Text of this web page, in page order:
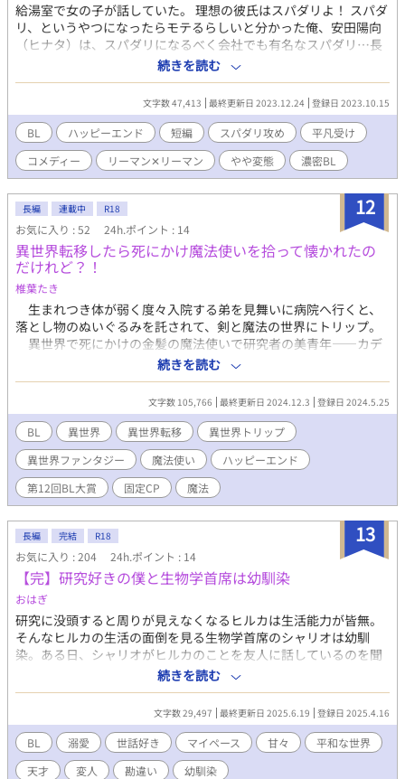
給湯室で女の子が話していた。 理想の彼氏はスパダリよ！ スパダ
リ、というやつになったらモテるらしいと分かった俺、安田陽向
（ヒナタ）は、スパダリになるべく会社でも有名なスパダリ…長
船政景（マサカゲ）課長に弟子入りするのであった。 受:安田陽向
天性の人たらしで、誰からも好かれる人間。 社会人になってから
は友人と遊ぶことも減り、独り身の寂しさを噛み締めている。 社
内システム開発課という変人どもの集まりの中で唯一まともに一
般人と会話できる貴重な存在。 ただ、孤独を脱したいからスパダ
リになろうという思考はやはり変人のそれである。 攻:長船政景
35歳、大人の雰囲気を漂わせる男前。 いわゆるスパダリ、中身は
拗らせ変態。 妹の美咲がモデルをしており、交友関係にキラキラ
したものが垣間見える。 サブキャラ 長船美咲:27歳、長船政景の
年の離れた妹。 抜群のスタイルを生かし、ランウェイで長らく活
躍しているモデル。 兄の恋を応援するつもりがまさかこんなこと
になるとは。 高田寿也:28歳、美咲の彼氏。 そろそろ美咲と結婚
したいなと思っているが、義理の兄がコレになるのかと思うと悩
ましい。 義理の兄の恋愛事情に巻き込まれ、事件にだけはならな
いでくれと祈る日々が始まる…。
続きを読む
文字数 47,413 最終更新日 2023.12.24 登録日 2023.10.15
BL ハッピーエンド 短編 スパダリ攻め
平凡受け
コメディー
リーマン✕リーマン やや変態 濃密BL
12
長編 連載中 R18
お気に入り : 52 24h.ポイント : 14
異世界転移したら死にかけ魔法使いを拾って懐かれたの
だけれど？！
椎葉たき
生まれつき体が弱く度々入院する弟を見舞いに病院へ行くと、
落とし物のぬいぐるみを託されて、剣と魔法の世界にトリップ。
異世界で死にかけの金髪の魔法使いで研究者の美青年――カデ
ルと出会い、共同生活をすることに。 キラキラした明るい森の
妖精のような金髪美人で、距離感の近い天然あざといのに無自
覚。色恋沙汰に疎く、天才で変人な魔法使いとの生活は振り回さ
れっぱなし。 初対面から距離感がおかしいことを除けば、容姿
の美しさも然ることながら中身も聖人君子のようで。カデルはい
つも町の人に無償で治療や手伝いを快く引き受ける人気者だ。 カ
デルの小屋の前に置いてあった差し入れの食事に呪いがかけられ
ていて。後日、呪いを掛けた本人が乗り込んできて、王都へ行け
ば死ぬことになると警告してくる。 カデルは仕事をしに一時、
とラブコメと、魔法のファンタジー。
――――――――――――――― 【キャラクター紹介】 メインカ
プ(固定)： 【カデル】二四歳。身長183センチ。 エルフの孫。 見
た目は金色サラッサラな毛並みの高貴なアフガンハウンド、中身
は人間大好きゴールデンレトリーバー、人が好き過ぎて押し倒
す、人懐っこ過ぎて距離感のわからない大型犬タイプの美人魔法
使い年上攻め。 ✕ 【愛久(アイク)】二十歳。身長194セン
チ。日本人。 体格は大きいけれど気が優しい、森のくまさんタイ
プの筋肉年下受け。 その他： 【ジャック】四三歳、男。身長177
センチ。 カデルが魔法薬を卸している薬屋の店主。独身。眼鏡を
かけた強面。 【ルエヴェ】二四歳、男。身長、172センチ。 カデ
ルの学友(？)。猫の獣人。 ―――――――――――――――
―――――― 無断転載禁止、二次利用禁止、AI学習禁止 リンク貼
っての紹介や感想はOK
続きを読む
文字数 105,766 最終更新日 2024.12.3 登録日 2024.5.25
BL 異世界 異世界転移
異世界トリップ
異世界ファンタジー
魔法使い
ハッピーエンド
第12回BL大賞
固定CP 魔法
13
長編 完結 R18
お気に入り : 204 24h.ポイント : 14
【完】研究好きの僕と生物学首席は幼馴染
おはぎ
研究に没頭すると周りが見えなくなるヒルカは生活能力が皆無。
そんなヒルカの生活の面倒を見る生物学首席のシャリオは幼馴
染。ある日、シャリオがヒルカのことを友人に話しているのを聞
いてしまい…。 マイペースでシャリオに甘え倒すヒルカと、そん
なヒルカに呆れつつも面倒を見るシャリオのお話。
続きを読む
文字数 29,497 最終更新日 2025.6.19 登録日 2025.4.16
BL 溺愛 世話好き マイペース 甘々
平和な世界
天才
変人 勘違い 幼馴染